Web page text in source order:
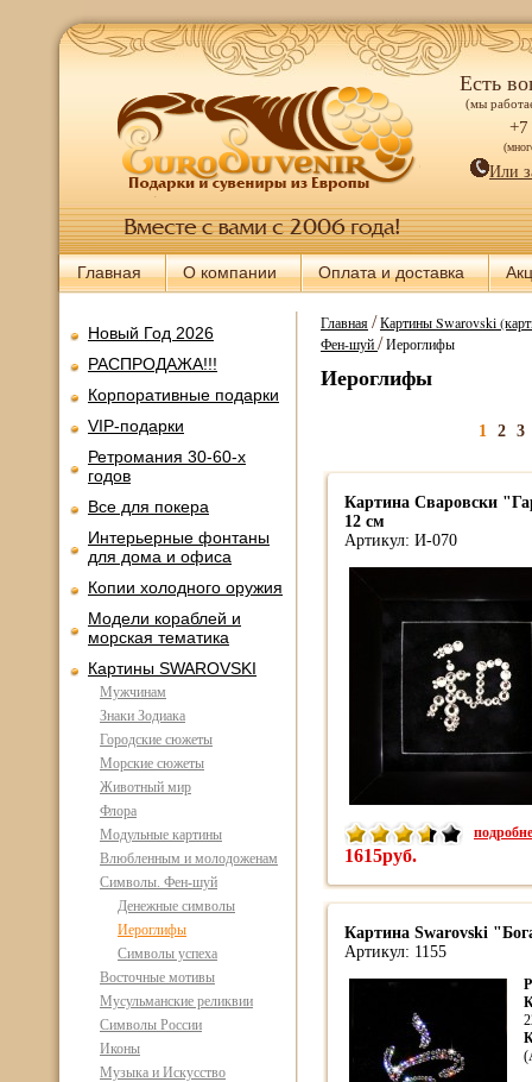
Есть
(мы
+7
Или
Главная О компании Оплата и доставка
Новый Год 2026
РАСПРОДАЖА!!!
Корпоративные подарки
VIP-подарки
Ретромания 30-60-х
годов
Все для покера
Интерьерные фонтаны
для дома и офиса
Копии холодного оружия
Модели кораблей и
морская тематика
Картины SWAROVSKI
Мужчинам
Знаки Зодиака
Городские сюжеты
Морские сюжеты
Животный мир
Флора
Модульные картины
Влюбленным и молодоженам
Символы. Фен-шуй
Денежные символы
Иероглифы
Символы успеха
Восточные мотивы
Мусульманские реликвии
Символы России
Иконы
Музыка и Искусство
Главная/Картины Swarovski
Фен-шуй/Иероглифы
Иероглифы
1 2 3
Картина Сваровски
12 см
Артикул: И-070
1615руб.
Картина Swarovski
Артикул: 1155